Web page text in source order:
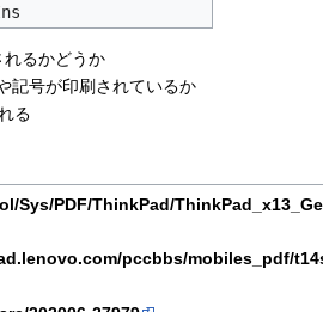
るかどうか
記号が印刷されているか
る
PDF/ThinkPad/
pccbbs/mobiles_pdf/